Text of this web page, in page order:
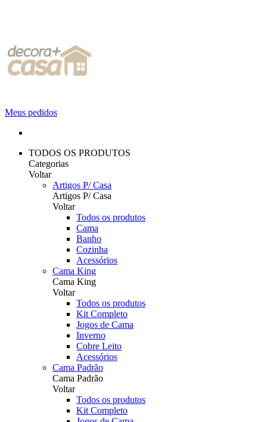
Meus pedidos
TODOS OS PRODUTOS
Categorias
Voltar
Artigos P/ Casa
Artigos P/ Casa
Voltar
Todos os produtos
Cama
Banho
Cozinha
Acessórios
Cama King
Cama King
Voltar
Todos os produtos
Kit Completo
Jogos de Cama
Inverno
Cobre Leito
Acessórios
Cama Padrão
Cama Padrão
Voltar
Todos os produtos
Kit Completo